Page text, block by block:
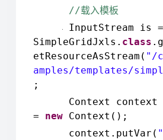
//载入模板
InputStream is =
SimpleGridJxls. class
etResourceAsStream( "/
amples/templates/
;
Context context
= new Context();
context.putVar(